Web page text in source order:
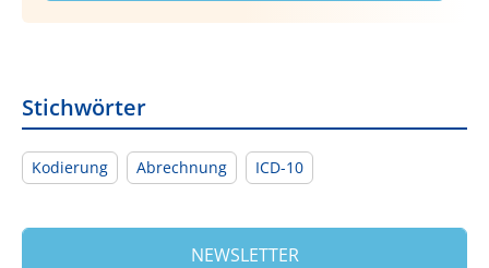
Stichwörter
Kodierung Abrechnung ICD-10
NEWSLETTER